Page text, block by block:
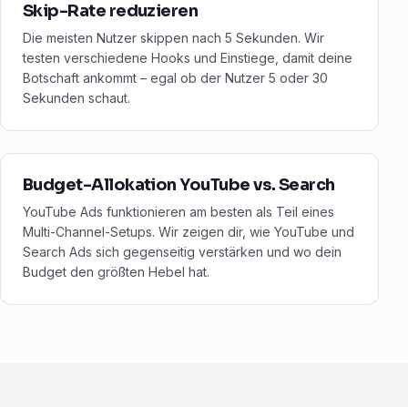
Skip-Rate reduzieren
Die meisten Nutzer skippen nach 5 Sekunden. Wir
testen verschiedene Hooks und Einstiege, damit deine
Botschaft ankommt – egal ob der Nutzer 5 oder 30
Sekunden schaut.
Budget-Allokation YouTube vs. Search
YouTube Ads funktionieren am besten als Teil eines
Multi-Channel-Setups. Wir zeigen dir, wie YouTube und
Search Ads sich gegenseitig verstärken und wo dein
Budget den größten Hebel hat.